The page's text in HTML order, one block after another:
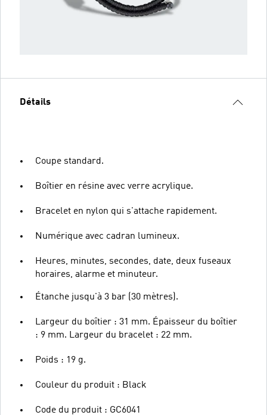
Détails
Coupe standard.
Boîtier en résine avec verre acrylique.
Bracelet en nylon qui s'attache rapidement.
Numérique avec cadran lumineux.
Heures, minutes, secondes, date, deux fuseaux
horaires, alarme et minuteur.
Étanche jusqu'à 3 bar (30 mètres).
Largeur du boîtier : 31 mm. Épaisseur du boîtier
: 9 mm. Largeur du bracelet : 22 mm.
Poids : 19 g.
Couleur du produit : Black
Code du produit : GC6041